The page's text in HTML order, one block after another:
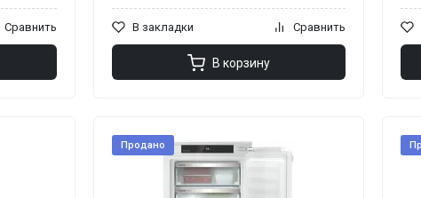
Сравнить В закладки Сравнить
В корзину
Продано